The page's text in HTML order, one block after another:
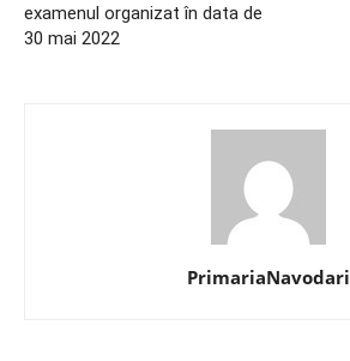
examenul organizat în data de
30 mai 2022
PrimariaNavodari